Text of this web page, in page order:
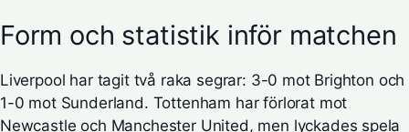
Form och statistik inför matchen
Liverpool har tagit två raka segrar: 3-0 mot Brighton och
1-0 mot Sunderland. Tottenham har förlorat mot
Newcastle och Manchester United, men lyckades spela